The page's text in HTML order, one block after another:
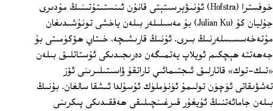
خوفسترا (Hofstra) ئۇنىۋېرسىتېتى قانۇن ئىنستىتۇتىنىڭ مۇدىرى
جۇليان كۇ (Julian Ku) بۇ مەسىلىلەر بىلەن ياخشى تونۇشىدىغان
مۇتەخەسسىسلەرنىڭ بىرى. ئۇنىڭ قارىشىچە، خىتاي ھۆكۈمىتى بۇ
جەھەتتە ھېچكىم ئويلاپ يەتمىگەن دەرىجىدىكى ئۇستاتلىق بىلەن
«تىك-توك» قاتارلىق ئىجتىمائىي تاراتقۇ ۋاسىتىلىرىنى ئۆز
تەشۋىقاتى ئۈچۈن تولىمۇ ئۈنۈملۈك ئۇسۇلدا ئىشقا سالغان. بۇنىڭ
بىلەن جامائەتنىڭ ئۇيغۇر قىرغىنچىلىقى ھەققىدىكى پىكرىنى